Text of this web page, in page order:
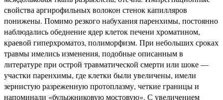
свойства аргирофильных волокон стенок капилляров
понижены. Помимо резкого набухания паренхимы, постоянно
наблюдались обеднение ядер клеток печени хроматином,
краевой гиперхроматоз, полиморфизм. При небольших сроках
травмы имелись изменения, подобные описанным в
литературе при острой травматической смерти или шоке —
участки паренхимы, где клетки были увеличены, имели
зернистую разреженную протоплазму, четкие границы и
напоминали «булыжниковую мостовую». С увеличением